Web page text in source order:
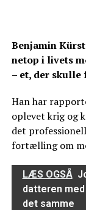
Benjamin
netop i livets
– et, der
Han har
oplevet krig og
det
fortælling om
LÆS OGSÅ
datteren
det samme